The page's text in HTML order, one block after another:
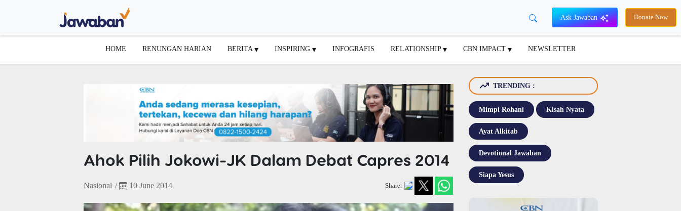
Ask Jawaban Donate Now
HOME RENUNGAN HARIAN BERITA INSPIRING INFOGRAFIS RELATIONSHIP CBN IMPACT NEWSLETTER
Ahok Pilih Jokowi-JK Dalam Debat Capres 2014
Nasional / 10 June 2014 Share:
TRENDING :
Mimpi Rohani Kisah Nyata
Ayat Alkitab
Devotional Jawaban
Siapa Yesus